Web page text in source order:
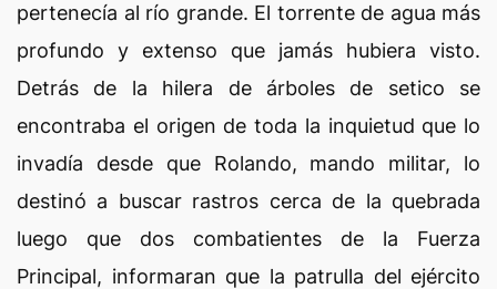
pertenecía al río grande. El torrente de agua más
profundo y extenso que jamás hubiera visto.
Detrás de la hilera de árboles de setico se
encontraba el origen de toda la inquietud que lo
invadía desde que Rolando, mando militar, lo
destinó a buscar rastros cerca de la quebrada
luego que dos combatientes de la Fuerza
Principal, informaran que la patrulla del ejército